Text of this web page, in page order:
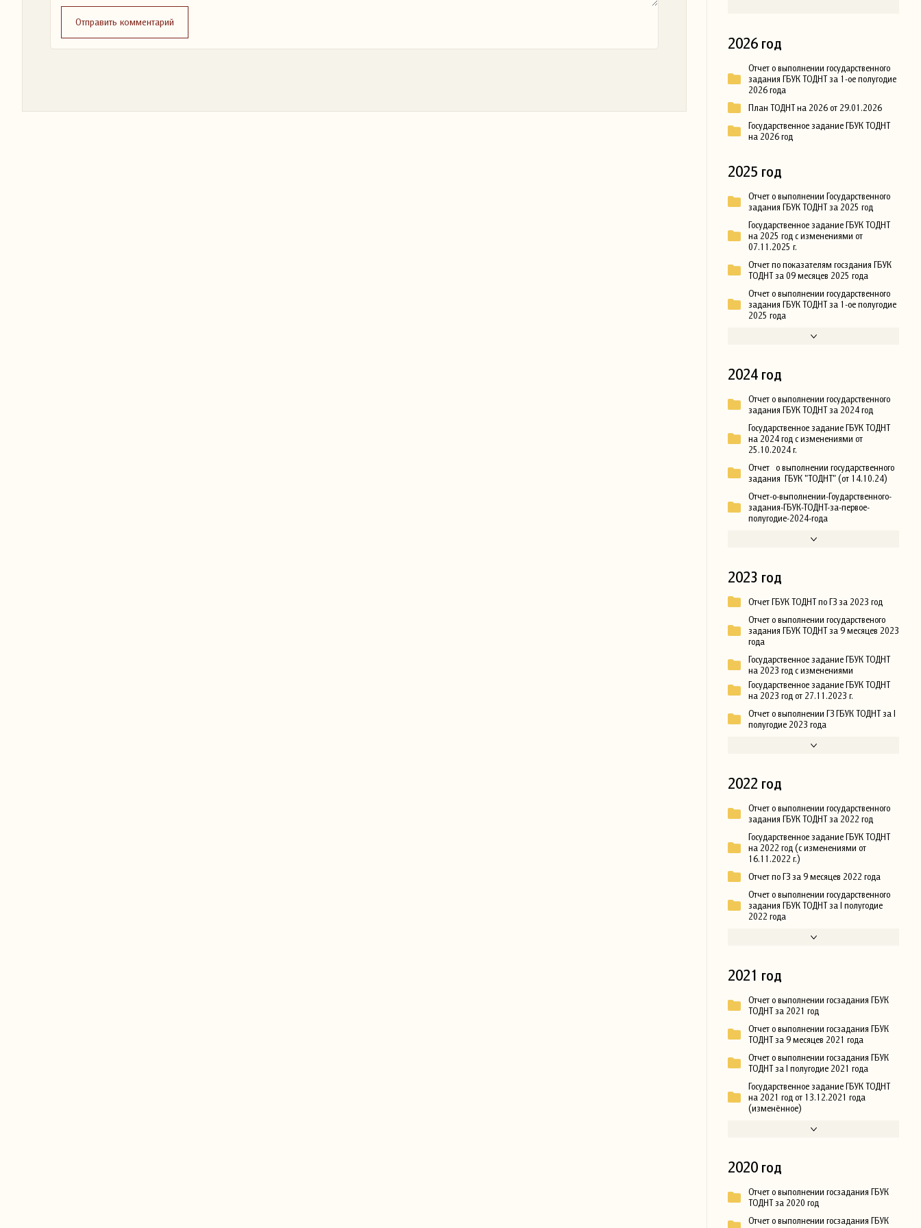
Отправить комментарий
2026 год
Отчет о выполнении государственного
задания ГБУК ТОДНТ за 1-ое полугодие
2026 года
План ТОДНТ на 2026 от 29.01.2026
Государственное задание ГБУК ТОДНТ
на 2026 год
2025 год
Отчет о выполнении Государственного
задания ГБУК ТОДНТ за 2025 год
Государственное задание ГБУК ТОДНТ
на 2025 год с изменениями от
07.11.2025 г.
Отчет по показателям госздания ГБУК
ТОДНТ за 09 месяцев 2025 года
Отчет о выполнении государственного
задания ГБУК ТОДНТ за 1-ое полугодие
2025 года
2024 год
Отчет о выполнении государственного
задания ГБУК ТОДНТ за 2024 год
Государственное задание ГБУК ТОДНТ
на 2024 год с изменениями от
25.10.2024 г.
Отчет о выполнении государственного
задания ГБУК "ТОДНТ" (от 14.10.24)
Отчет-о-выполнении-Гоударственного-
задания-ГБУК-ТОДНТ-за-первое-
полугодие-2024-года
2023 год
Отчет ГБУК ТОДНТ по ГЗ за 2023 год
Отчет о выполнении государственого
задания ГБУК ТОДНТ за 9 месяцев 2023
года
Государственное задание ГБУК ТОДНТ
на 2023 год с изменениями
Государственное задание ГБУК ТОДНТ
на 2023 год от 27.11.2023 г.
Отчет о выполнении ГЗ ГБУК ТОДНТ за I
полугодие 2023 года
2022 год
Отчет о выполнении государственного
задания ГБУК ТОДНТ за 2022 год
Государственное задание ГБУК ТОДНТ
на 2022 год (с изменениями от
16.11.2022 г.)
Отчет по ГЗ за 9 месяцев 2022 года
Отчет о выполнении государственного
задания ГБУК ТОДНТ за I полугодие
2022 года
2021 год
Отчет о выполнении госзадания ГБУК
ТОДНТ за 2021 год
Отчет о выполнении госзадания ГБУК
ТОДНТ за 9 месяцев 2021 года
Отчет о выполнении госзадания ГБУК
ТОДНТ за I полугодие 2021 года
Государственное задание ГБУК ТОДНТ
на 2021 год от 13.12.2021 года
(изменённое)
2020 год
Отчет о выполнении госзадания ГБУК
ТОДНТ за 2020 год
Отчет о выполнении госзадания ГБУК